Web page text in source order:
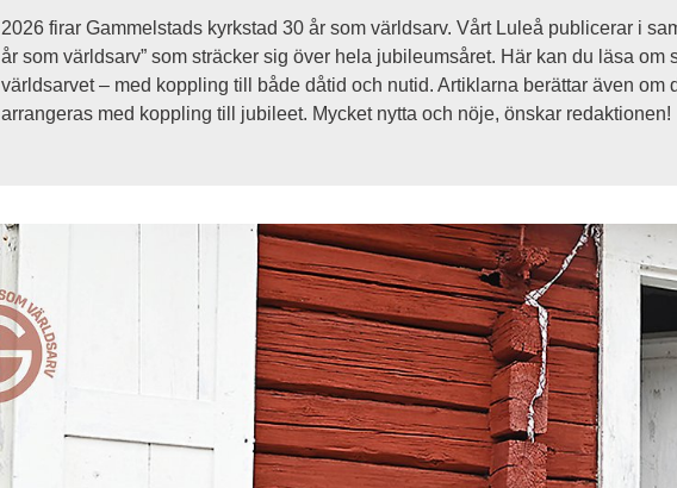
2026 firar Gammelstads kyrkstad 30 år som världsarv. Vårt Luleå publicerar i
år som världsarv” som sträcker sig över hela jubileumsåret. Här kan du läsa om
världsarvet – med koppling till både dåtid och nutid. Artiklarna berättar även om
arrangeras med koppling till jubileet. Mycket nytta och nöje, önskar redaktionen!